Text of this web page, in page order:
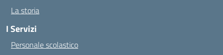
La storia
I Servizi
Personale scolastico